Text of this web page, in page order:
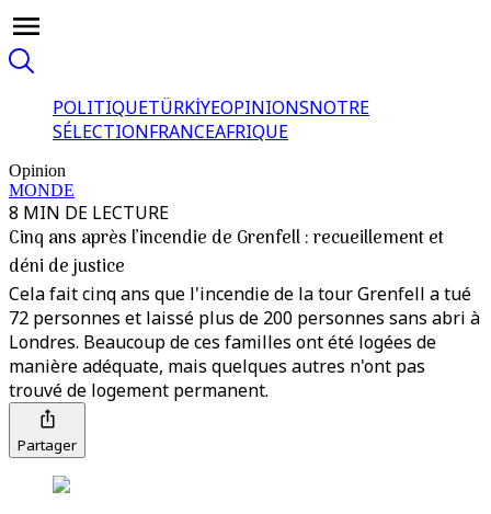
POLITIQUETÜRKİYEOPINIONSNOTRE
SÉLECTIONFRANCEAFRIQUE
Opinion
MONDE
8 MIN DE LECTURE
Cinq ans après l’incendie de Grenfell : recueillement et
déni de justice
Cela fait cinq ans que l'incendie de la tour Grenfell a tué
72 personnes et laissé plus de 200 personnes sans abri à
Londres. Beaucoup de ces familles ont été logées de
manière adéquate, mais quelques autres n'ont pas
trouvé de logement permanent.
Partager